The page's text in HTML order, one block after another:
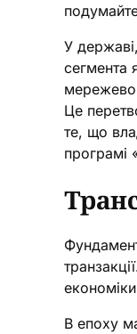
У
сегмента
Це
те, що
програмі
В епоху